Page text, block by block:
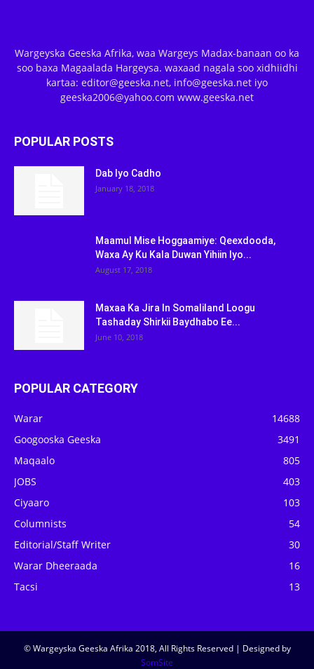
Wargeyska Geeska Afrika, waa Wargeys Madax-banaan oo ka
soo baxa Magaalada Hargeysa. waxaad nagala soo xidhiidhi
kartaa: editor@geeska.net, info@geeska.net iyo
geeska2006@yahoo.com www.geeska.net
POPULAR POSTS
Dab Iyo Cadho
January 18, 2018
Maamul Mise Hoggaamiye: Qeexdooda,
Waxa Ay Ku Kala Duwan Yihiin Iyo...
August 17, 2018
Maxaa Ka Jira In Somaliland Loogu
Tashaday Shirkii Baydhabo Ee...
June 10, 2018
POPULAR CATEGORY
Warar
14688
Googooska Geeska
3491
Maqaalo
805
JOBS
403
Ciyaaro
103
Columnists
54
Editorial/Staff Writer
30
Warar Dheeraada
16
Tacsi
13
© Wargeyska Geeska Afrika 2018, All Rights Reserved | Designed by
SomSite